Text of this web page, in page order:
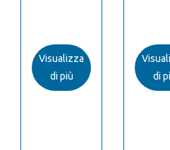
Visualizza
di più
di